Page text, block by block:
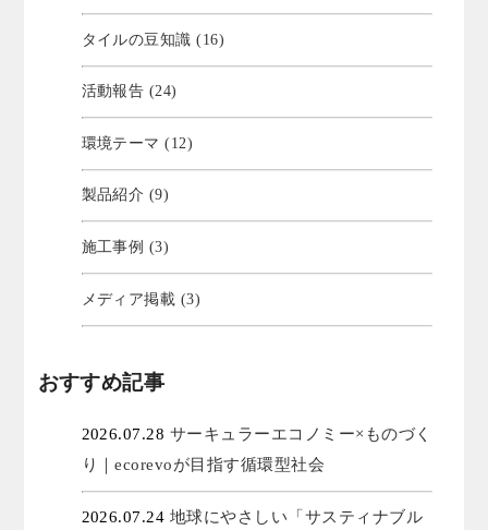
タイルの豆知識 (16)
活動報告 (24)
環境テーマ (12)
製品紹介 (9)
施工事例 (3)
メディア掲載 (3)
おすすめ記事
2026.07.28 サーキュラーエコノミー×ものづく
り｜ecorevoが目指す循環型社会
2026.07.24 地球にやさしい「サスティナブル